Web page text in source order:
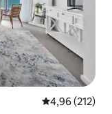
4,96 de uma
4,96 (212)